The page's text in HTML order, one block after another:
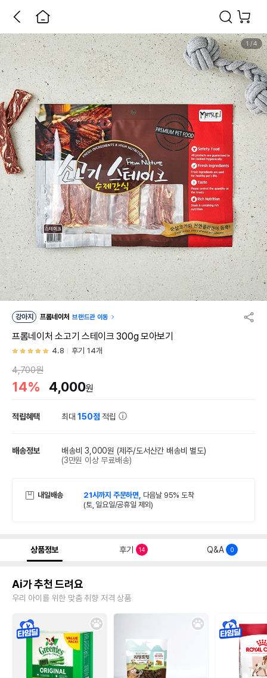
1 /4
강아지 프롬네이처 브랜드관 이동
프롬네이처 소고기 스테이크 300g 모아보기
4.8 후기 14개
4,700원
14% 4,000원
적립혜택 최대150점 적립
배송정보 배송비 3,000원 (제주/도서산간 배송비 별도)
(3만원 이상 무료배송)
내일배송 21시까지 주문하면, 다음날 95% 도착
(토, 일요일/공휴일 제외)
상품정보 후기 14 Q&A 0
Ai가 추천 드려요
우리 아이를 위한 맞춤 취향 저격 상품